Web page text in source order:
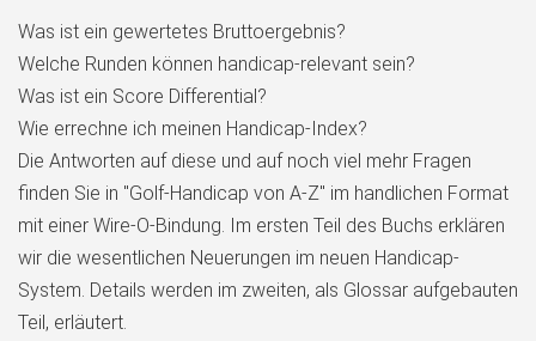
Was ist ein gewertetes Bruttoergebnis?
Welche Runden können handicap-relevant sein?
Was ist ein Score Differential?
Wie errechne ich meinen Handicap-Index?
Die Antworten auf diese und auf noch viel mehr Fragen
finden Sie in "Golf-Handicap von A-Z" im handlichen Format
mit einer Wire-O-Bindung. Im ersten Teil des Buchs erklären
wir die wesentlichen Neuerungen im neuen Handicap-
System. Details werden im zweiten, als Glossar aufgebauten
Teil, erläutert.